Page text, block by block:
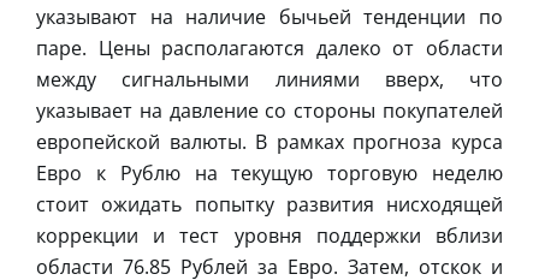
указывают на наличие бычьей тенденции по
паре. Цены располагаются далеко от области
между сигнальными линиями вверх, что
указывает на давление со стороны покупателей
европейской валюты. В рамках прогноза курса
Евро к Рублю на текущую торговую неделю
стоит ожидать попытку развития нисходящей
коррекции и тест уровня поддержки вблизи
области 76.85 Рублей за Евро. Затем, отскок и